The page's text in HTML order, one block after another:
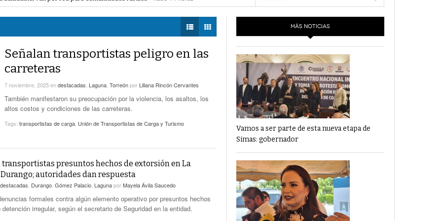
Avance De 33 Por Ciento- hace 16 horas -
No Hubo Daños A Obras Del Sistema Vial
Abastos- Independencia Por Las Lluvias
Coparmex Laguna Se Reunirá Con CFE La
Próxima Semana
- hace 17 horas -
TWEETS AND
LA MEJOR 97.1
Financiamiento’ Por PC29
‘La Laguna: Bomba De Tiempo Por Falta De
Planeación’ Por PC29- 17 mayo, 2021
‘Las Corrupciones, Sus Formas Y Efectos’ Por
PC29- 7 mayo, 2021
ciudadano a 50 jueces en 2028- hace 14 horas -
Lerdo; cámaras captan a responsables- hace 14 horas -
de lotes baldíos
Señalan transportistas peligro en las
carreteras
7 noviembre, 2025endestacadas Laguna Torreónpor Liliana Rincón Cervantes
También manifestaron su preocupación por la violencia, los asaltos, los
altos costos y condiciones de las carreteras.
Tags: transportistas de carga Unión de Transportistas de Carga y Turismo
presuntos hechos de extorsión en La
autoridades dan respuesta
destacadas Durango Gómez Palacio LagunaporMayela Ávila Saucedo
formales contra algún elemento operativo por presuntos hechos
irregular, según el secretario de Seguridad en la entidad.
MÁS NOTICIAS
Vamos a ser parte de esta nueva etapa de
Simas: gobernador